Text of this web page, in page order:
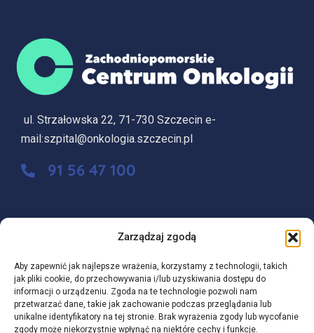
Zarządzaj zgodą
Aby zapewnić jak najlepsze wrażenia, korzystamy z technologii, takich
jak pliki cookie, do przechowywania i/lub uzyskiwania dostępu do
informacji o urządzeniu. Zgoda na te technologie pozwoli nam
przetwarzać dane, takie jak zachowanie podczas przeglądania lub
unikalne identyfikatory na tej stronie. Brak wyrażenia zgody lub wycofanie
zgody może niekorzystnie wpłynąć na niektóre cechy i funkcje.
ul. Strzałowska 22, 71-730 Szczecin e-
mail:szpital@onkologia.szczecin.pl
91 56 47 100
Cookies Klauzule RODO
Polityka prywatności
Deklaracja dostępności
BIP